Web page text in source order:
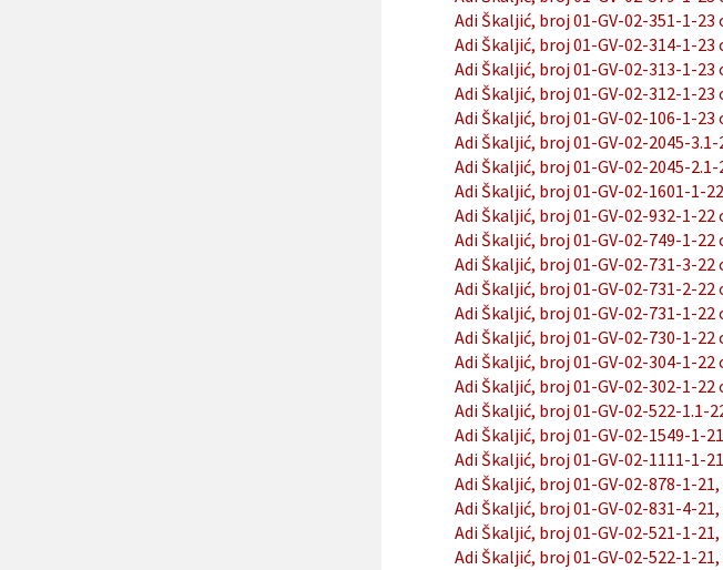
Adi Škaljić, broj 01-GV-02-351-1-23
Adi Škaljić, broj 01-GV-02-314-1-23
Adi Škaljić, broj 01-GV-02-313-1-23
Adi Škaljić, broj 01-GV-02-312-1-23
Adi Škaljić, broj 01-GV-02-106-1-23
Adi Škaljić, broj 01-GV-02-2045-3.1-
Adi Škaljić, broj 01-GV-02-2045-2.1-
Adi Škaljić, broj 01-GV-02-1601-1-
Adi Škaljić, broj 01-GV-02-932-1-22
Adi Škaljić, broj 01-GV-02-749-1-22
Adi Škaljić, broj 01-GV-02-731-3-22
Adi Škaljić, broj 01-GV-02-731-2-22
Adi Škaljić, broj 01-GV-02-731-1-22
Adi Škaljić, broj 01-GV-02-730-1-22
Adi Škaljić, broj 01-GV-02-304-1-22
Adi Škaljić, broj 01-GV-02-302-1-22
Adi Škaljić, broj 01-GV-02-522-1.1-
Adi Škaljić, broj 01-GV-02-1549-1-
Adi Škaljić, broj 01-GV-02-1111-1-
Adi Škaljić, broj 01-GV-02-878-1-21,
Adi Škaljić, broj 01-GV-02-831-4-21,
Adi Škaljić, broj 01-GV-02-521-1-21,
Adi Škaljić, broj 01-GV-02-522-1-21,